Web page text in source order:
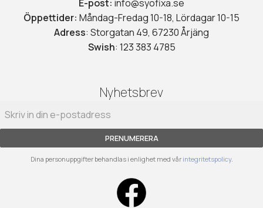
E-post: info@syofixa.se
Öppettider: Måndag-Fredag 10-18, Lördagar 10-15
Adress: Storgatan 49, 67230 Årjäng
Swish: 123 383 4785
Nyhetsbrev
PRENUMERERA
Dina personuppgifter behandlas i enlighet med vår integritetspolicy.